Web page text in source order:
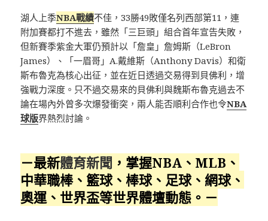
湖人上季NBA戰績不佳，33勝49敗僅名列西部第11，連
附加賽都打不進去，雖然「三巨頭」組合首年宣告失敗，
但新賽季紫金大軍仍預計以「詹皇」詹姆斯（LeBron
James）、「一眉哥」A.戴維斯（Anthony Davis）和衛
斯布魯克為核心出征，並在近日透過交易得到貝佛利，增
強戰力深度。只不過交易來的貝佛利與魏斯布魯克過去不
論在場內外曾多次爆發衝突，兩人能否順利合作也令NBA
球版界熱烈討論。
－最新體育新聞 ，掌握NBA、MLB、
中華職棒、籃球、棒球、足球、網球、
奧運、世界盃等世界體壇動態。－